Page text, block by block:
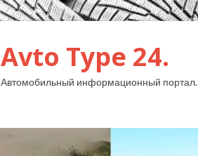
Avto Type 24.
Автомобильный информационный портал.